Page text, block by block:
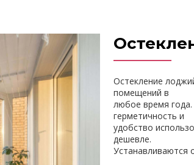
Остекление
помещений в
любое время
герметичность и
удобство
дешевле.
Устанавливаются